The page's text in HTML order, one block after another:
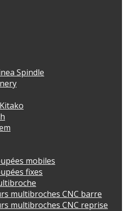
Spindle
mobiles
fixes
multibroches CNC barre
multibroches CNC reprise